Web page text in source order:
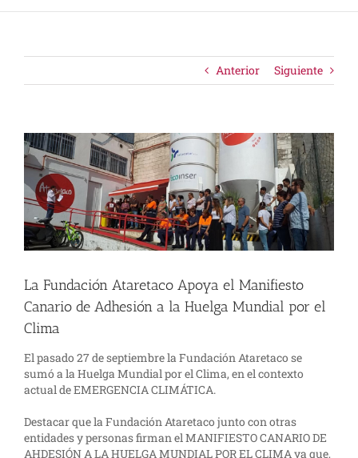
Anterior Siguiente
Ver
imagen
más
grande
La Fundación Ataretaco Apoya el Manifiesto
Canario de Adhesión a la Huelga Mundial por el
Clima
El pasado 27 de septiembre la Fundación Ataretaco se
sumó a la Huelga Mundial por el Clima, en el contexto
actual de EMERGENCIA CLIMÁTICA.
Destacar que la Fundación Ataretaco junto con otras
entidades y personas firman el MANIFIESTO CANARIO DE
AHDESIÓN A LA HUELGA MUNDIAL POR EL CLIMA ya que,